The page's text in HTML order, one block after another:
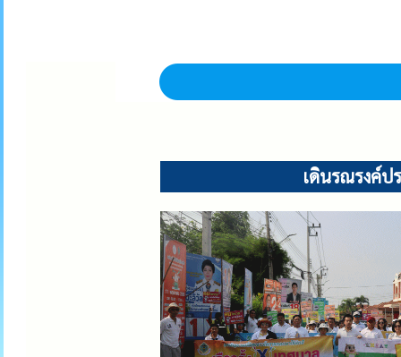
เดินรณรงค์ป